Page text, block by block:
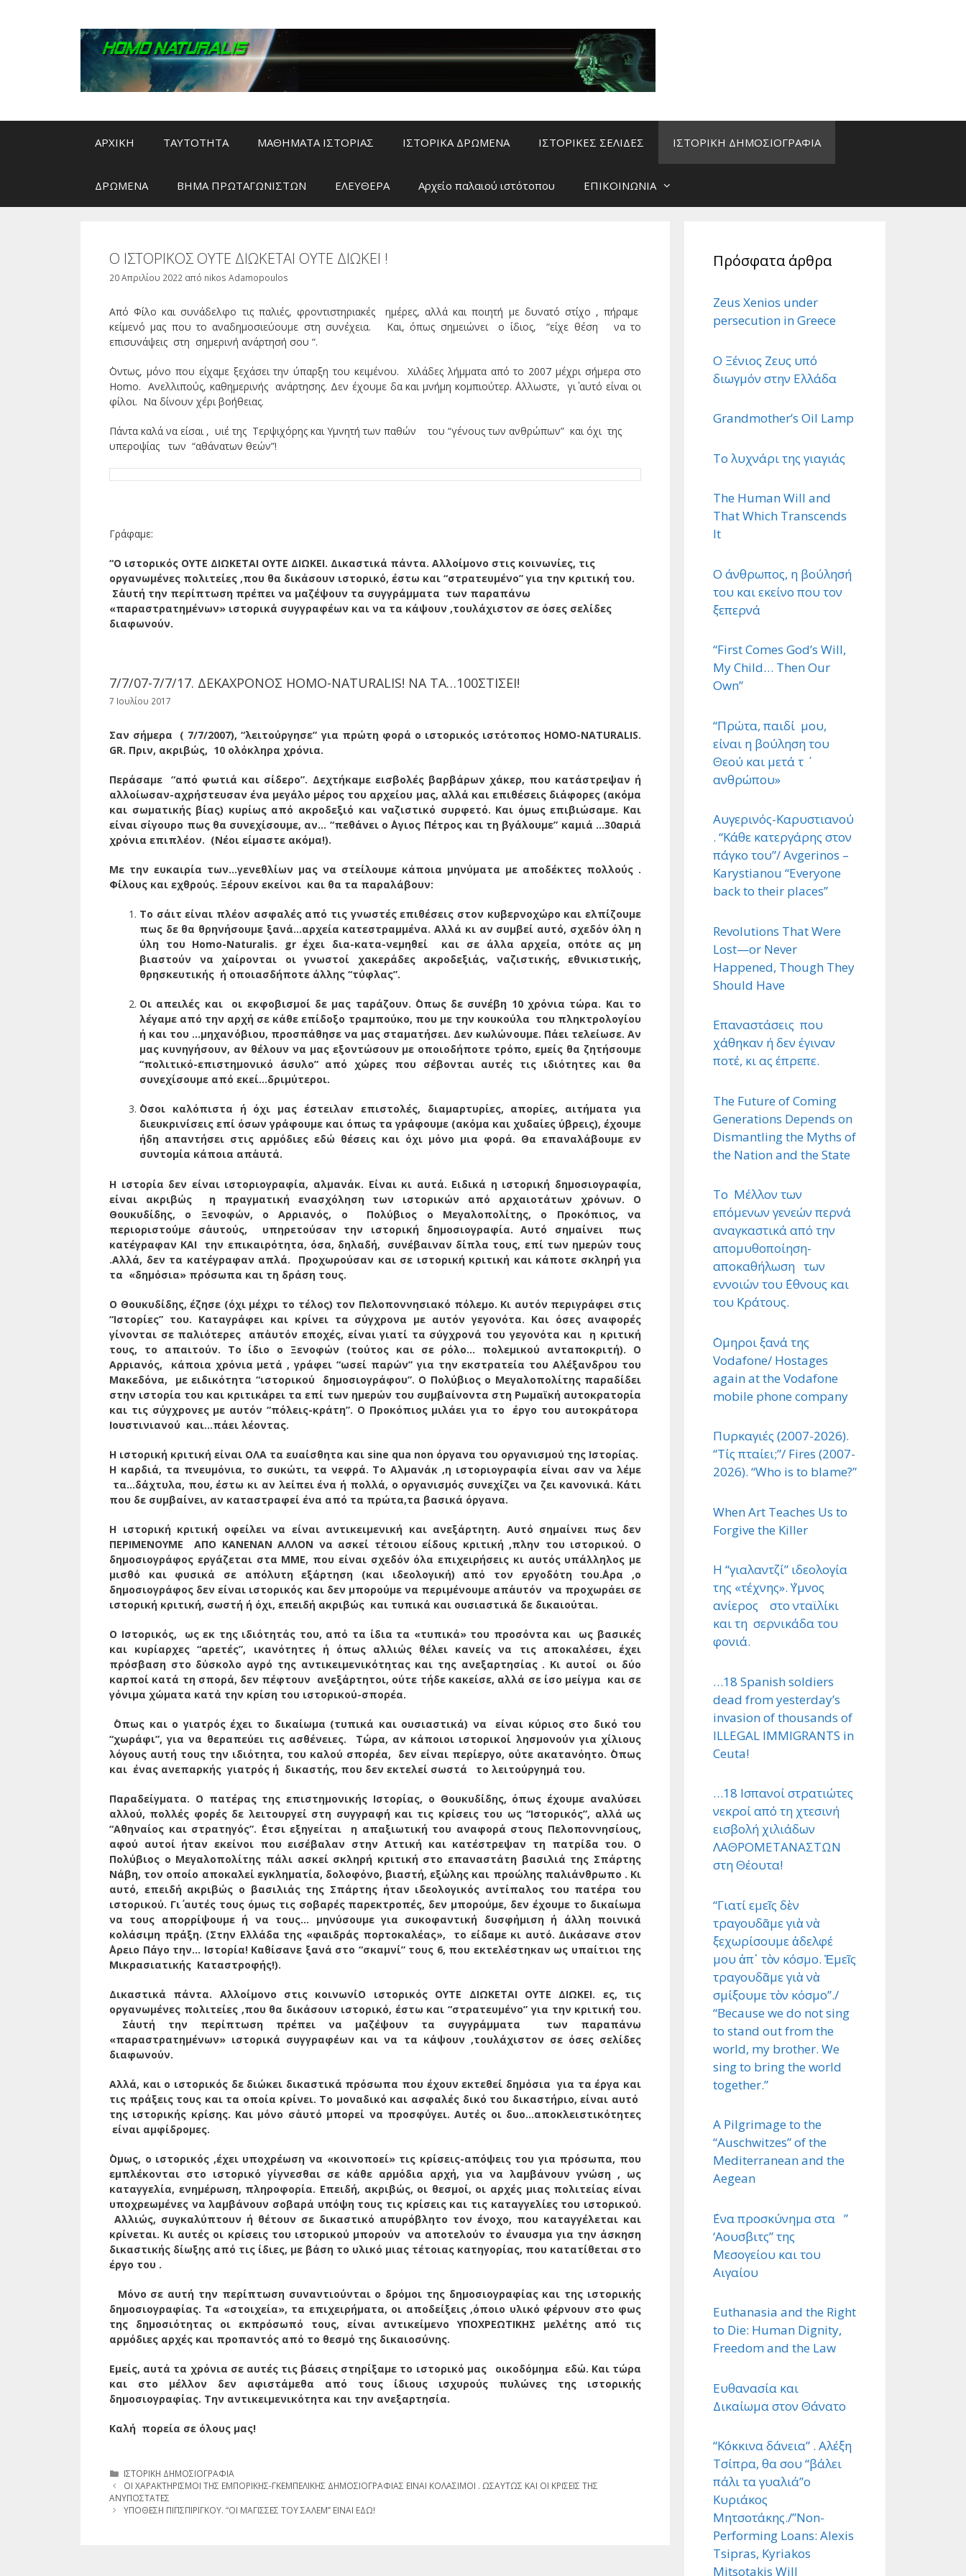
ΑΡΧΙΚΗ ΤΑΥΤΟΤΗΤΑ ΜΑΘΗΜΑΤΑ ΙΣΤΟΡΙΑΣ ΙΣΤΟΡΙΚΑ ΔΡΩΜΕΝΑ ΙΣΤΟΡΙΚΕΣ ΣΕΛΙΔΕΣ ΙΣΤΟΡΙΚΗ ΔΗΜΟΣΙΟΓΡΑΦΙΑ
ΔΡΩΜΕΝΑ ΒΗΜΑ ΠΡΩΤΑΓΩΝΙΣΤΩΝ ΕΛΕΥΘΕΡΑ Αρχείο παλαιού ιστότοπου ΕΠΙΚΟΙΝΩΝΙΑ
Ο ΙΣΤΟΡΙΚΟΣ ΟΥΤΕ ΔΙΩΚΕΤΑΙ ΟΥΤΕ ΔΙΩΚΕΙ !
20 Απριλίου 2022 από nikos Adamopoulos
Από Φίλο και συνάδελφο τις παλιές, φροντιστηριακές ημέρες, αλλά και ποιητή με δυνατό στίχο , πήραμε
κείμενό μας που το αναδημοσιεύουμε στη συνέχεια. Και, όπως σημειώνει ο ίδιος, “είχε θέση να το
επισυνάψεις στη σημερινή ανάρτησή σου “.
΄Οντως, μόνο που είχαμε ξεχάσει την ύπαρξη του κειμένου. Χιλάδες λήμματα από το 2007 μέχρι σήμερα στο
Homo. Ανελλιπούς, καθημερινής ανάρτησης. Δεν έχουμε δα και μνήμη κομπιούτερ. ΄Αλλωστε, γι΄ αυτό είναι οι
φίλοι. Να δίνουν χέρι βοήθειας.
Πάντα καλά να είσαι , υιέ της Τερψιχόρης και Υμνητή των παθών του “γένους των ανθρώπων” και όχι της
υπεροψίας των “αθάνατων θεών”!
Γράφαμε:
“Ο ιστορικός ΟΥΤΕ ΔΙΩΚΕΤΑΙ ΟΥΤΕ ΔΙΩΚΕΙ. Δικαστικά πάντα. Αλλοίμονο στις κοινωνίες, τις
οργανωμένες πολιτείες ,που θα δικάσουν ιστορικό, έστω και “στρατευμένο” για την κριτική του.
Σ΄αυτή την περίπτωση πρέπει να μαζέψουν τα συγγράμματα των παραπάνω
«παραστρατημένων» ιστορικά συγγραφέων και να τα κάψουν ,τουλάχιστον σε όσες σελίδες
διαφωνούν.
7/7/07-7/7/17. ΔΕΚΑΧΡΟΝΟΣ HOMO-NATURALIS! ΝΑ ΤΑ…100ΣΤIΣΕΙ!
7 Ιουλίου 2017
Σαν σήμερα ( 7/7/2007), “λειτούργησε” για πρώτη φορά ο ιστορικός ιστότοπος HOMO-NATURALIS.
GR. Πριν, ακριβώς, 10 ολόκληρα χρόνια.
Περάσαμε “από φωτιά και σίδερο”. Δεχτήκαμε εισβολές βαρβάρων χάκερ, που κατάστρεψαν ή
αλλοίωσαν-αχρήστευσαν ένα μεγάλο μέρος του αρχείου μας, αλλά και επιθέσεις διάφορες (ακόμα
και σωματικής βίας) κυρίως από ακροδεξιό και ναζιστικό συρφετό. Και όμως επιβιώσαμε. Και
είναι σίγουρο πως θα συνεχίσουμε, αν… “πεθάνει ο ΄Αγιος Πέτρος και τη βγάλουμε” καμιά …30αριά
χρόνια επιπλέον. (Νέοι είμαστε ακόμα!).
Με την ευκαιρία των…γενεθλίων μας να στείλουμε κάποια μηνύματα με αποδέκτες πολλούς .
Φίλους και εχθρούς. Ξέρουν εκείνοι και θα τα παραλάβουν:
Το σάιτ είναι πλέον ασφαλές από τις γνωστές επιθέσεις στον κυβερνοχώρο και ελπίζουμε
πως δε θα θρηνήσουμε ξανά…αρχεία κατεστραμμένα. Αλλά κι αν συμβεί αυτό, σχεδόν όλη η
ύλη του Homo-Naturalis. gr έχει δια-κατα-νεμηθεί και σε άλλα αρχεία, οπότε ας μη
βιαστούν να χαίρονται οι γνωστοί χακεράδες ακροδεξιάς, ναζιστικής, εθνικιστικής,
θρησκευτικής ή οποιασδήποτε άλλης “τύφλας”.
Οι απειλές και οι εκφοβισμοί δε μας ταράζουν. ΄Οπως δε συνέβη 10 χρόνια τώρα. Και το
λέγαμε από την αρχή σε κάθε επίδοξο τραμπούκο, που με την κουκούλα του πληκτρολογίου
ή και του …μηχανόβιου, προσπάθησε να μας σταματήσει. Δεν κωλώνουμε. Πάει τελείωσε. Αν
μας κυνηγήσουν, αν θέλουν να μας εξoντώσουν με οποιοδήποτε τρόπο, εμείς θα ζητήσουμε
“πολιτικό-επιστημονικό άσυλο” από χώρες που σέβονται αυτές τις ιδιότητες και θα
συνεχίσουμε από εκεί…δριμύτεροι.
΄Οσοι καλόπιστα ή όχι μας έστειλαν επιστολές, διαμαρτυρίες, απορίες, αιτήματα για
διευκρινίσεις επί όσων γράφουμε και όπως τα γράφουμε (ακόμα και χυδαίες ύβρεις), έχουμε
ήδη απαντήσει στις αρμόδιες εδώ θέσεις και όχι μόνο μια φορά. Θα επαναλάβουμε εν
συντομία κάποια απ΄αυτά.
Η ιστορία δεν είναι ιστοριογραφία, αλμανάκ. Είναι κι αυτά. Ειδικά η ιστορική δημοσιογραφία,
είναι ακριβώς η πραγματική ενασχόληση των ιστορικών από αρχαιοτάτων χρόνων. Ο
Θουκυδίδης, ο Ξενοφών, ο Αρριανός, ο Πολύβιος ο Μεγαλοπολίτης, ο Προκόπιος, να
περιοριστούμε σ΄αυτούς, υπηρετούσαν την ιστορική δημοσιογραφία. Αυτό σημαίνει πως
κατέγραφαν ΚΑΙ την επικαιρότητα, όσα, δηλαδή, συνέβαιναν δίπλα τους, επί των ημερών τους
.Αλλά, δεν τα κατέγραφαν απλά. Προχωρούσαν και σε ιστορική κριτική και κάποτε σκληρή για
τα «δημόσια» πρόσωπα και τη δράση τους.
Ο Θουκυδίδης, έζησε (όχι μέχρι το τέλος) τον Πελοποννησιακό πόλεμο. Κι αυτόν περιγράφει στις
“Ιστορίες” του. Καταγράφει και κρίνει τα σύγχρονα με αυτόν γεγονότα. Και όσες αναφορές
γίνονται σε παλιότερες απ΄αυτόν εποχές, είναι γιατί τα σύγχρονά του γεγονότα και η κριτική
τους, το απαιτούν. Το ίδιο ο Ξενοφών (τούτος και σε ρόλο… πολεμικού ανταποκριτή). Ο
Αρριανός, κάποια χρόνια μετά , γράφει “ωσεί παρών” για την εκστρατεία του Αλέξανδρου του
Μακεδόνα, με ειδικότητα “ιστορικού δημοσιογράφου”. Ο Πολύβιος ο Μεγαλοπολίτης παραδίδει
στην ιστορία του και κριτικάρει τα επί των ημερών του συμβαίνοντα στη Ρωμαϊκή αυτοκρατορία
και τις σύγχρονες με αυτόν “πόλεις-κράτη”. Ο Προκόπιος μιλάει για το έργο του αυτοκράτορα
Ιουστινιανού και…πάει λέοντας.
Η ιστορική κριτική είναι ΟΛΑ τα ευαίσθητα και sine qua non όργανα του οργανισμού της Ιστορίας.
Η καρδιά, τα πνευμόνια, το συκώτι, τα νεφρά. Το Αλμανάκ ,η ιστοριογραφία είναι σαν να λέμε
τα…δάχτυλα, που, έστω κι αν λείπει ένα ή πολλά, ο οργανισμός συνεχίζει να ζει κανονικά. Κάτι
που δε συμβαίνει, αν καταστραφεί ένα από τα πρώτα,τα βασικά όργανα.
Η ιστορική κριτική οφείλει να είναι αντικειμενική και ανεξάρτητη. Αυτό σημαίνει πως δεν
ΠΕΡΙΜΕΝΟΥΜΕ ΑΠΟ ΚΑΝΕΝΑΝ ΑΛΛΟΝ να ασκεί τέτοιου είδους κριτική ,πλην του ιστορικού. Ο
δημοσιογράφος εργάζεται στα ΜΜΕ, που είναι σχεδόν όλα επιχειρήσεις κι αυτός υπάλληλος με
μισθό και φυσικά σε απόλυτη εξάρτηση (και ιδεολογική) από τον εργοδότη του.΄Αρα ,ο
δημοσιογράφος δεν είναι ιστορικός και δεν μπορούμε να περιμένουμε απ΄αυτόν να προχωράει σε
ιστορική κριτική, σωστή ή όχι, επειδή ακριβώς και τυπικά και ουσιαστικά δε δικαιούται.
Ο Ιστορικός, ως εκ της ιδιότητάς του, από τα ίδια τα «τυπικά» του προσόντα και ως βασικές
και κυρίαρχες “αρετές”, ικανότητες ή όπως αλλιώς θέλει κανείς να τις αποκαλέσει, έχει
πρόσβαση στο δύσκολο αγρό της αντικειμενικότητας και της ανεξαρτησίας . Κι αυτοί οι δύο
καρποί κατά τη σπορά, δεν πέφτουν ανεξάρτητοι, ούτε τήδε κακείσε, αλλά σε ίσο μείγμα και σε
γόνιμα χώματα κατά την κρίση του ιστορικού-σπορέα.
΄Οπως και ο γιατρός έχει το δικαίωμα (τυπικά και ουσιαστικά) να είναι κύριος στο δικό του
“χωράφι”, για να θεραπεύει τις ασθένειες. Τώρα, αν κάποιοι ιστορικοί λησμονούν για χίλιους
λόγους αυτή τους την ιδιότητα, του καλού σπορέα, δεν είναι περίεργο, ούτε ακατανόητο. ΄Οπως
και ένας ανεπαρκής γιατρός ή δικαστής, που δεν εκτελεί σωστά το λειτούργημά του.
Παραδείγματα. Ο πατέρας της επιστημονικής Ιστορίας, ο Θουκυδίδης, όπως έχουμε αναλύσει
αλλού, πολλές φορές δε λειτουργεί στη συγγραφή και τις κρίσεις του ως “Ιστορικός”, αλλά ως
“Αθηναίος και στρατηγός”. ΄Ετσι εξηγείται η απαξιωτική του αναφορά στους Πελοποννησίους,
αφού αυτοί ήταν εκείνοι που εισέβαλαν στην Αττική και κατέστρεψαν τη πατρίδα του. Ο
Πολύβιος ο Μεγαλοπολίτης πάλι ασκεί σκληρή κριτική στο επαναστάτη βασιλιά της Σπάρτης
Νάβη, τον οποίο αποκαλεί εγκληματία, δολοφόνο, βιαστή, εξώλης και προώλης παλιάνθρωπο . Κι
αυτό, επειδή ακριβώς ο βασιλιάς της Σπάρτης ήταν ιδεολογικός αντίπαλος του πατέρα του
ιστορικού. Γι΄ αυτές τους όμως τις σοβαρές παρεκτροπές, δεν μπορούμε, δεν έχουμε το δικαίωμα
να τους απορρίψουμε ή να τους… μηνύσουμε για συκοφαντική δυσφήμιση ή άλλη ποινικά
κολάσιμη πράξη. (Στην Ελλάδα της «φαιδράς πορτοκαλέας», το είδαμε κι αυτό. Δικάσανε στον
΄Αρειο Πάγο την… Ιστορία! Καθίσανε ξανά στο “σκαμνί” τους 6, που εκτελέστηκαν ως υπαίτιοι της
Μικρασιατικής Καταστροφής!).
Δικαστικά πάντα. Αλλοίμονο στις κοινωνίΟ ιστορικός ΟΥΤΕ ΔΙΩΚΕΤΑΙ ΟΥΤΕ ΔΙΩΚΕΙ. ες, τις
οργανωμένες πολιτείες ,που θα δικάσουν ιστορικό, έστω και “στρατευμένο” για την κριτική του.
Σ΄αυτή την περίπτωση πρέπει να μαζέψουν τα συγγράμματα των παραπάνω
«παραστρατημένων» ιστορικά συγγραφέων και να τα κάψουν ,τουλάχιστον σε όσες σελίδες
διαφωνούν.
Αλλά, και ο ιστορικός δε διώκει δικαστικά πρόσωπα που έχουν εκτεθεί δημόσια για τα έργα και
τις πράξεις τους και τα οποία κρίνει. Το μοναδικό και ασφαλές δικό του δικαστήριο, είναι αυτό
της ιστορικής κρίσης. Και μόνο σ΄αυτό μπορεί να προσφύγει. Αυτές οι δυο…αποκλειστικότητες
είναι αμφίδρομες.
΄Ομως, ο ιστορικός ,έχει υποχρέωση να «κοινοποεί» τις κρίσεις-απόψεις του για πρόσωπα, που
εμπλέκονται στο ιστορικό γίγνεσθαι σε κάθε αρμόδια αρχή, για να λαμβάνουν γνώση , ως
καταγγελία, ενημέρωση, πληροφορία. Επειδή, ακριβώς, οι θεσμοί, οι αρχές μιας πολιτείας είναι
υποχρεωμένες να λαμβάνουν σοβαρά υπόψη τους τις κρίσεις και τις καταγγελίες του ιστορικού.
Αλλιώς, συγκαλύπτουν ή θέτουν σε δικαστικό απυρόβλητο τον ένοχο, που καταγγέλεται και
κρίνεται. Κι αυτές οι κρίσεις του ιστορικού μπορούν να αποτελούν το έναυσμα για την άσκηση
δικαστικής δίωξης από τις ίδιες, με βάση το υλικό μιας τέτοιας κατηγορίας, που κατατίθεται στο
έργο του .
Μόνο σε αυτή την περίπτωση συναντιούνται ο δρόμοι της δημοσιογραφίας και της ιστορικής
δημοσιογραφίας. Τα «στοιχεία», τα επιχειρήματα, οι αποδείξεις ,όποιο υλικό φέρνουν στο φως
της δημοσιότητας οι εκπρόσωπό τους, είναι αντικείμενο ΥΠΟΧΡΕΩΤΙΚΗΣ μελέτης από τις
αρμόδιες αρχές και προπαντός από το θεσμό της δικαιοσύνης.
Εμείς, αυτά τα χρόνια σε αυτές τις βάσεις στηρίξαμε το ιστορικό μας οικοδόμημα εδώ. Και τώρα
και στο μέλλον δεν αφιστάμεθα από τους ίδιους ισχυρούς πυλώνες της ιστορικής
δημοσιογραφίας. Την αντικειμενικότητα και την ανεξαρτησία.
Καλή πορεία σε όλους μας!
Κατηγορίες
ΙΣΤΟΡΙΚΗ ΔΗΜΟΣΙΟΓΡΑΦΙΑ
ΟΙ ΧΑΡΑΚΤΗΡΙΣΜΟΙ ΤΗΣ ΕΜΠΟΡΙΚΗΣ-ΓΚΕΜΠΕΛΙΚΗΣ ΔΗΜΟΣΙΟΓΡΑΦΙΑΣ ΕΙΝΑΙ ΚΟΛΑΣΙΜΟΙ . ΩΣΑΥΤΩΣ ΚΑΙ ΟΙ ΚΡΙΣΕΙΣ ΤΗΣ
ΑΝΥΠΟΣΤΑΤΕΣ
ΥΠΟΘΕΣΗ ΠΙΠΣΠΙΡΙΓΚΟΥ. “ΟΙ ΜΑΓΙΣΣΕΣ ΤΟΥ ΣΑΛΕΜ” ΕΙΝΑΙ ΕΔΩ!
Πρόσφατα άρθρα
Zeus Xenios under
persecution in Greece
Ο Ξένιος Ζευς υπό
διωγμόν στην Ελλάδα
Grandmother’s Oil Lamp
Το λυχνάρι της γιαγιάς
The Human Will and
That Which Transcends
It
Ο άνθρωπος, η βούλησή
του και εκείνο που τον
ξεπερνά
“First Comes God’s Will,
My Child… Then Our
Own”
“Πρώτα, παιδί μου,
είναι η βούληση του
Θεού και μετά τ ΄
ανθρώπου»
Αυγερινός-Καρυστιανού
. “Κάθε κατεργάρης στον
πάγκο του”/ Avgerinos –
Karystianou “Εveryone
back to their places”
Revolutions That Were
Lost—or Never
Happened, Though They
Should Have
Επαναστάσεις που
χάθηκαν ή δεν έγιναν
ποτέ, κι ας έπρεπε.
The Future of Coming
Generations Depends on
Dismantling the Myths of
the Nation and the State
Το Μέλλον των
επόμενων γενεών περνά
αναγκαστικά από την
απομυθοποίηση-
αποκαθήλωση των
εννοιών του ΄Εθνους και
του Κράτους.
΄Ομηροι ξανά της
Vodafone/ Hostages
again at the Vodafone
mobile phone company
Πυρκαγιές (2007-2026).
“Τίς πταίει;”/ Fires (2007-
2026). “Who is to blame?”
When Art Teaches Us to
Forgive the Killer
Η “γιαλαντζί” ιδεολογία
της «τέχνης». ΄Υμνος
ανίερος στο νταϊλίκι
και τη σερνικάδα του
φονιά.
…18 Spanish soldiers
dead from yesterday’s
invasion of thousands of
ILLEGAL IMMIGRANTS in
Ceuta!
…18 Ισπανοί στρατιώτες
νεκροί από τη χτεσινή
εισβολή χιλιάδων
ΛΑΘΡΟΜΕΤΑΝΑΣΤΩΝ
στη Θέουτα!
“Γιατί εμεῖς δὲν
τραγουδᾶμε γιὰ νὰ
ξεχωρίσουμε ἀδελφέ
μου ἀπ᾿ τὸν κόσμο. Ἐμεῖς
τραγουδᾶμε γιὰ νὰ
σμίξουμε τὸν κόσμο”./
“Because we do not sing
to stand out from the
world, my brother. We
sing to bring the world
together.”
A Pilgrimage to the
“Auschwitzes” of the
Mediterranean and the
Aegean
΄Ενα προσκύνημα στα ”
‘Αουσβιτς” της
Μεσογείου και του
Αιγαίου
Euthanasia and the Right
to Die: Human Dignity,
Freedom and the Law
Ευθανασία και
Δικαίωμα στον Θάνατο
“Κόκκινα δάνεια” . Αλέξη
Τσίπρα, θα σου “βάλει
πάλι τα γυαλιά”ο
Κυριάκος
Μητσοτάκης./”Non-
Performing Loans: Alexis
Tsipras, Kyriakos
Mitsotakis Will